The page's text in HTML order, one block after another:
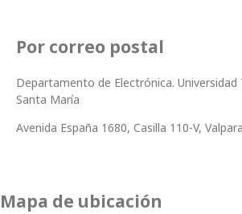
Por correo postal
Departamento de Electrónica. Universidad
Santa María
Avenida España 1680, Casilla 110-V,
Mapa de ubicación